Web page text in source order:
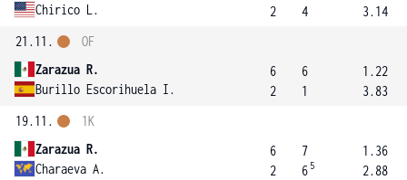
Chirico L.
2
4
3.14
21.11.
Zarazua R.
Burillo Escorihuela I.
OF
6
2
6
1
1.22
3.83
19.11.
Zarazua R.
Charaeva A.
1K
6
2
7
6 5
1.36
2.88